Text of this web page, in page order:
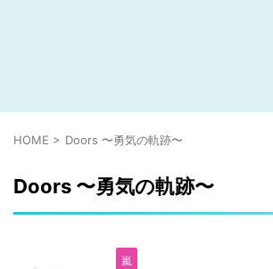
HOME > Doors 〜勇気の軌跡〜
Doors 〜勇気の軌跡〜
嵐